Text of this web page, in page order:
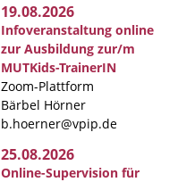
19.08.2026
Infoveranstaltung online
zur Ausbildung zur/m
MUTKids-TrainerIN
Zoom-Plattform
Bärbel Hörner
b.hoerner@vpip.de
25.08.2026
Online-Supervision für